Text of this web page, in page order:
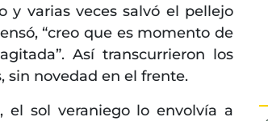
y varias veces salvó el pellejo
“creo que es momento de
Así transcurrieron los
sin novedad en el frente.
el sol veraniego lo envolvía a